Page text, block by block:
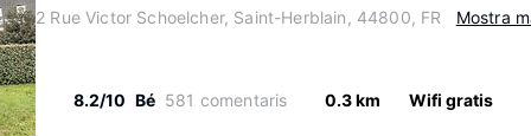
2 Rue Victor Schoelcher, Saint-Herblain, 44800, FR Mostra
8.2/10 Bé 581 comentaris 0.3 km Wifi gratis